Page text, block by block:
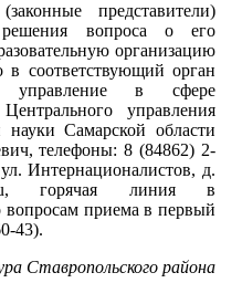
представители)
решения вопроса о его
организацию
в соответствующий орган
управление в сфере
управления
науки Самарской области
телефоны: 8 (84862) 2-
Интернационалистов, д.
горячая линия в
вопросам приема в первый
43).
Ставропольского района